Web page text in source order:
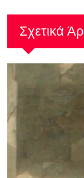
Σχετικά